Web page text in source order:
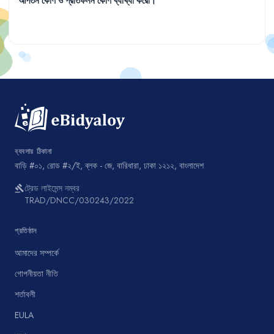
ব্যবসার ঠিকানা
বাড়ি #০১, রোড #২/ই, ব্লক - জে, বারিধারা, ঢাকা ১২১২, বাংলাদেশ
gavelট্রেড লাইসেন্স নম্বর
TRAD/DNCC/030243/2022
প্রতিষ্ঠান
আমাদের সম্পর্কে
গোপনীয়তা নীতি
শর্তাবলী
EULA